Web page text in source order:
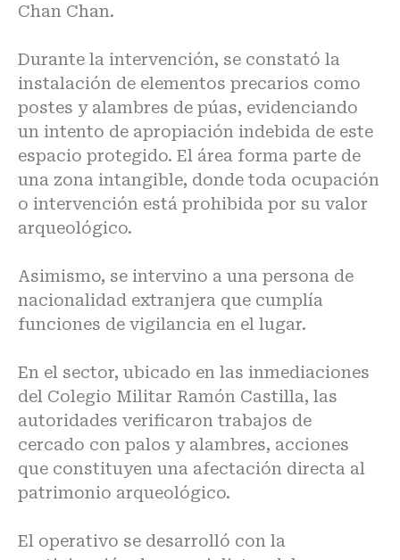
Chan Chan.
Durante la intervención, se constató la
instalación de elementos precarios como
postes y alambres de púas, evidenciando
un intento de apropiación indebida de este
espacio protegido. El área forma parte de
una zona intangible, donde toda ocupación
o intervención está prohibida por su valor
arqueológico.
Asimismo, se intervino a una persona de
nacionalidad extranjera que cumplía
funciones de vigilancia en el lugar.
En el sector, ubicado en las inmediaciones
del Colegio Militar Ramón Castilla, las
autoridades verificaron trabajos de
cercado con palos y alambres, acciones
que constituyen una afectación directa al
patrimonio arqueológico.
El operativo se desarrolló con la